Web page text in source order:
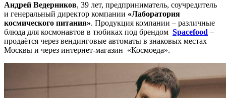
Андрей Ведерников, 39 лет, предприниматель, соучредитель
и генеральный директор компании «Лаборатория
космического питания». Продукция компании – различные
блюда для космонавтов в тюбиках под брендом Spacefood –
продаётся через вендинговые автоматы в знаковых местах
Москвы и через интернет-магазин «Космоеда».